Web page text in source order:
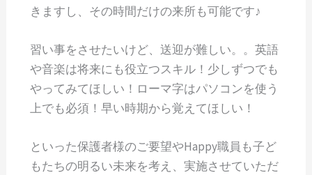
きますし、その時間だけの来所も可能です♪
習い事をさせたいけど、送迎が難しい。。英語
や音楽は将来にも役立つスキル！少しずつでも
やってみてほしい！ローマ字はパソコンを使う
上でも必須！早い時期から覚えてほしい！
といった保護者様のご要望やHappy職員も子ど
もたちの明るい未来を考え、実施させていただ